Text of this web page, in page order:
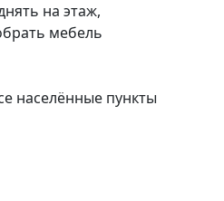
на этаж,
мебель
населённые пункты